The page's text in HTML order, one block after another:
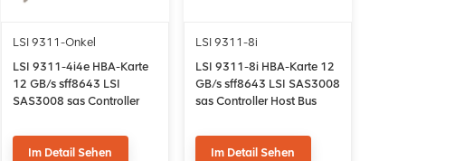
LSI 9311-Onkel
LSI 9311-4i4e HBA-Karte
12 GB/s sff8643 LSI
SAS3008 sas Controller
Im Detail Sehen
LSI 9311-8i
LSI 9311-8i HBA-Karte 12
GB/s sff8643 LSI SAS3008
sas Controller Host Bus
Im Detail Sehen